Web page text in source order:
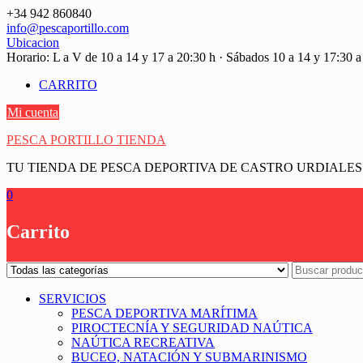
Saltar
contenido
+34 942 860840
info@pescaportillo.com
Ubicacion
Horario: L a V de 10 a 14 y 17 a 20:30 h · Sábados 10 a 14 y 17:30
CARRITO
Mi cuenta
PESCA PORTILLO TIENDA
TU TIENDA DE PESCA DEPORTIVA DE CASTRO URDIALES
0
Carrito
SERVICIOS
PESCA DEPORTIVA MARÍTIMA
PIROCTECNÍA Y SEGURIDAD NAÚTICA
NAÚTICA RECREATIVA
BUCEO, NATACIÓN Y SUBMARINISMO